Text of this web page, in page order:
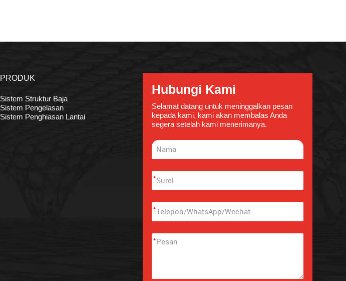
PRODUK
Sistem Struktur Baja
Sistem Pengelasan
Sistem Penghiasan Lantai
Hubungi Kami
Selamat datang untuk meninggalkan pesan
kepada kami, kami akan membalas Anda
segera setelah kami menerimanya.
*
*
*